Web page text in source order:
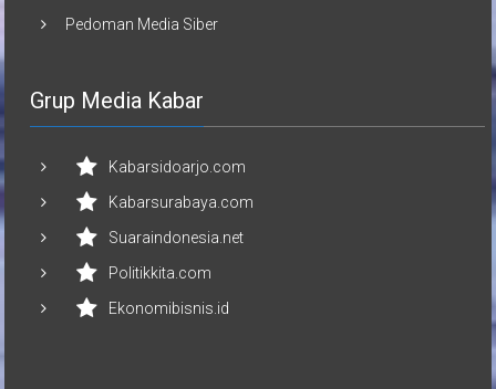
Pedoman Media Siber
Grup Media Kabar
Kabarsidoarjo.com
Kabarsurabaya.com
Suaraindonesia.net
Politikkita.com
Ekonomibisnis.id